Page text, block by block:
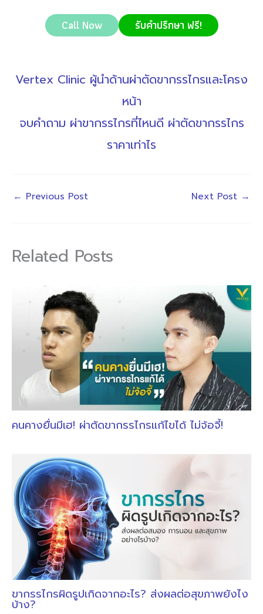
Call Now รับคำปรึกษา ฟรี!
Vertex Clinic ผู้นำด้านผ่าตัดขากรรไกรและโครง
หน้า
จบคำถาม ผ่าขากรรไกรที่ไหนดี ผ่าตัดขากรรไกร
ราคาเท่าไร
← Previous Post Next Post →
Related Posts
คนคางยื่นมีเฮ! ผ่าตัดขากรรไกรแก้ไขได้ ไม่จ้อจี้!
ขากรรไกรผิดรูปเกิดจากอะไร? ส่งผลต่อสุขภาพยังไง
บ้าง?